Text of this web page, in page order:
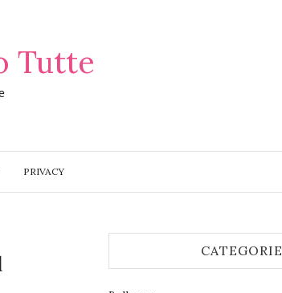
Tutte
PRIVACY
CATEGORIE